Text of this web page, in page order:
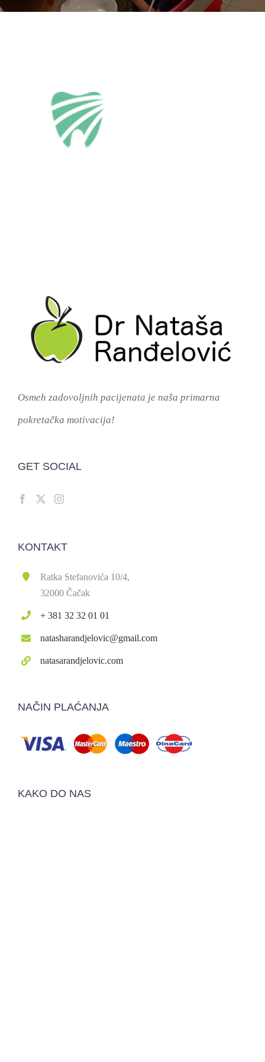
Osmeh zadovoljnih pacijenata je naša primarna
pokretačka motivacija!
GET SOCIAL
KONTAKT
Ratka Stefanovića 10/4,
32000 Čačak
+ 381 32 32 01 01
natasharandjelovic@gmail.com
natasarandjelovic.com
NAČIN PLAĆANJA
KAKO DO NAS